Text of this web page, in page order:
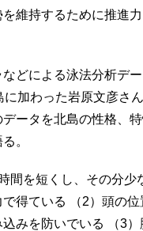
維持するために推進
どによる泳法分析デ
加わった岩原文彦さ
ータを北島の性格、
。
を短くし、その分少
得ている （2）頭の
みを防いでいる （3